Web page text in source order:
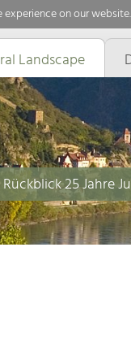
on our
Landscape
Rückblick 25 Jahre